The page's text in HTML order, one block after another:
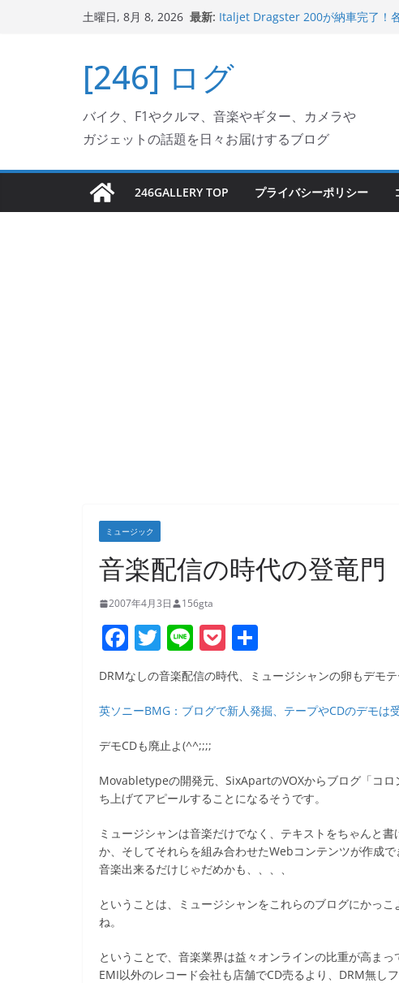
キ
プ
土曜日, 8月 8, 2026 最新: Italjet Dragster 200が納車完了！
Ken Block 逝去
岩手県奥州市へのふるさと納税で
Italjet Dragster 200のフロントISS
リングが楽しくなった
[246] ログ
バイク、F1やクルマ、音楽やギター、カメラや
ガジェットの話題を日々お届けするブログ
246GALLERY TOP プライバシーポリシー
ミュージック
音楽配信の時代の登竜門
2007年4月3日 156gta
F
a
c
e
b
o
o
T
w
itt
er
Li
n
e
P
o
ck
et
DRMなしの音楽配信の時代、ミュージシャンの卵もデモ
英ソニーBMG：ブログで新人発掘、テープやCDのデモ
デモCDも廃止よ(^^;;;;
Movabletypeの開発元、SixApartのVOXからブログ「コ
ち上げてアピールすることになるそうです。
ミュージシャンは音楽だけでなく、テキストをちゃんと
か、そしてそれらを組み合わせたWebコンテンツが作成
音楽出来るだけじゃだめかも、、、、
ということは、ミュージシャンをこれらのブログにかっ
ね。
ということで、音楽業界は益々オンラインの比重が高まっ
EMI以外のレコード会社も店舗でCD売るより、DRM無し